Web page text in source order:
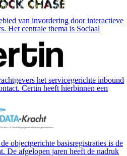
van invordering door interactieve
Het centrale thema is Sociaal
het servicegerichte inbound
Certin heeft hierbinnen een
objectgerichte basisregistraties is de
De afgelopen jaren heeft de nadruk